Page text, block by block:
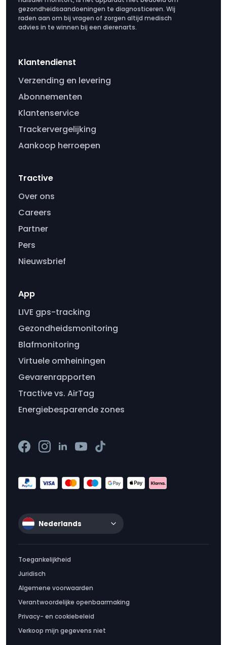
gezondheidsaandoeningen te diagnosticeren. Wij
raden aan om bij vragen of zorgen altijd medisch
advies in te winnen bij een dierenarts.
Klantendienst
Verzending en levering
Abonnementen
Klantenservice
Trackervergelijking
Aankoop herroepen
Tractive
Over ons
Careers
Partner
Pers
Nieuwsbrief
App
LIVE gps-tracking
Gezondheidsmonitoring
Blafmonitoring
Virtuele omheiningen
Gevarenrapporten
Tractive vs. AirTag
Energiebesparende zones
Nederlands
Toegankelijkheid
Juridisch
Algemene voorwaarden
Verantwoordelijke openbaarmaking
Privacy- en cookiebeleid
Verkoop mijn gegevens niet